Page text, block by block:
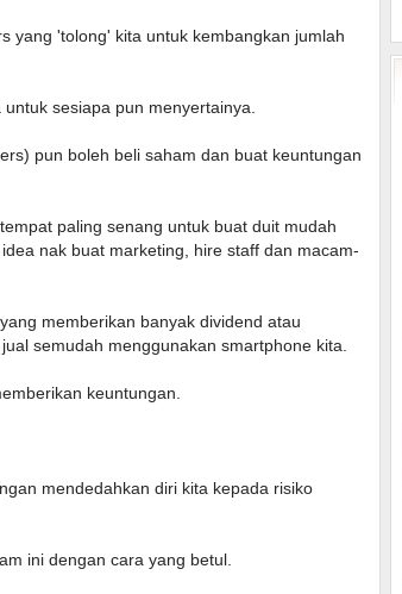
yang 'tolong' kita untuk kembangkan jumlah
sesiapa pun menyertainya.
pun boleh beli saham dan buat keuntungan
paling senang untuk buat duit mudah
nak buat marketing, hire staff dan macam-
memberikan banyak dividend atau
semudah menggunakan smartphone kita.
keuntungan.
mendedahkan diri kita kepada risiko
ini dengan cara yang betul.